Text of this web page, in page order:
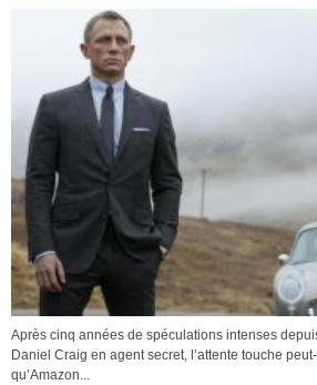
Après cinq années de spéculations intenses
Daniel Craig en agent secret, l’attente touche
qu’Amazon...